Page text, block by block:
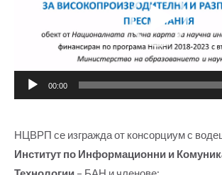
00:00
НЦВРП се изгражда от консорциум с
Институт по Информационни и